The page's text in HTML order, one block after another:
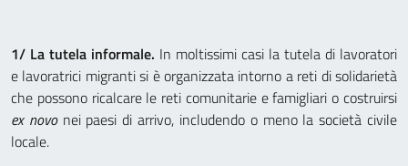
1/ La tutela informale. In moltissimi casi la tutela di lavoratori
e lavoratrici migranti si è organizzata intorno a reti di solidarietà
che possono ricalcare le reti comunitarie e famigliari o costruirsi
ex novonei paesi di arrivo, includendo o meno la società civile
locale.